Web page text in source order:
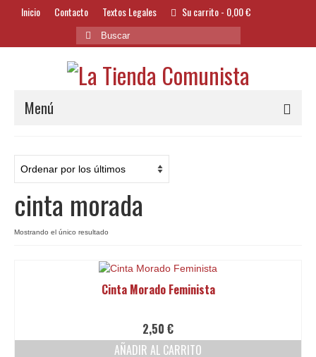
Inicio Contacto Textos Legales Su carrito- 0,00€
Buscar
por:
Menú
Bazar
Textil y Accesorios
Bordados
cinta morada
Mostrando el único resultado
Cinta Morado Feminista
2,50 €
AÑADIR AL CARRITO